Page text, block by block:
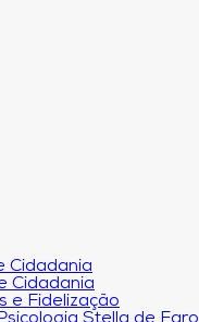
Cidadania
Cidadania
e Fidelização